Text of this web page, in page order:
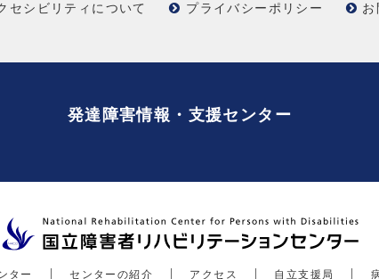
セシビリティについて プライバシーポリシー お
発達障害情報・支援センター
ター センターの紹介 アクセス 自立支援局